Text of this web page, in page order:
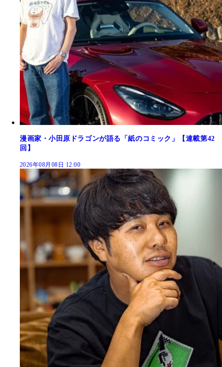
漫画家・小田原ドラゴンが語る「紙のコミック」【連載第42
回】
2026年08月08日 12:00